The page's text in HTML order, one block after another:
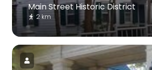
Main Street Historic District
2 km